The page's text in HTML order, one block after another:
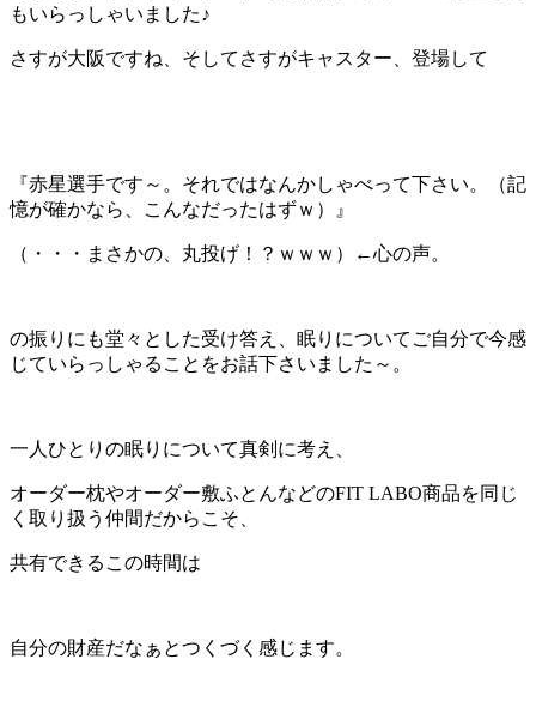
もいらっしゃいました♪
さすが大阪ですね、そしてさすがキャスター、登場して
『赤星選手です～。それではなんかしゃべって下さい。（記
憶が確かなら、こんなだったはずｗ）』
（・・・まさかの、丸投げ！？ｗｗｗ）←心の声。
の振りにも堂々とした受け答え、眠りについてご自分で今感
じていらっしゃることをお話下さいました～。
一人ひとりの眠りについて真剣に考え、
オーダー枕やオーダー敷ふとんなどのFIT LABO商品を同じ
く取り扱う仲間だからこそ、
共有できるこの時間は
自分の財産だなぁとつくづく感じます。